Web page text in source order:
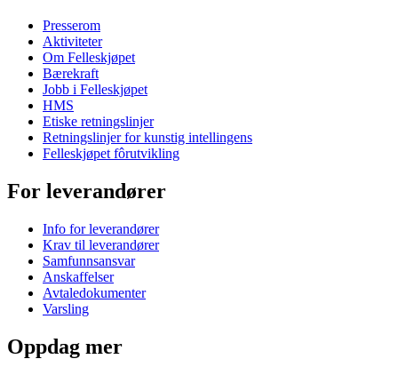
Presserom
Aktiviteter
Om Felleskjøpet
Bærekraft
Jobb i Felleskjøpet
HMS
Etiske retningslinjer
Retningslinjer for kunstig intellingens
Felleskjøpet fôrutvikling
For leverandører
Info for leverandører
Krav til leverandører
Samfunnsansvar
Anskaffelser
Avtaledokumenter
Varsling
Oppdag mer